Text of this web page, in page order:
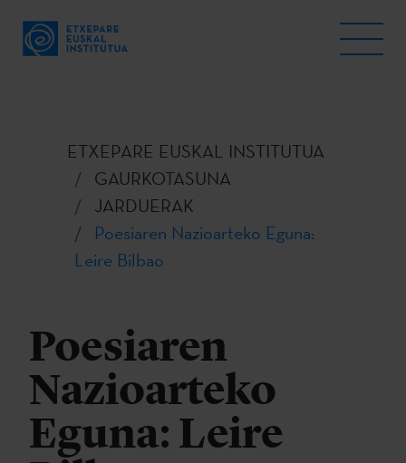
ETXEPARE EUSKAL INSTITUTUA
GAURKOTASUNA
JARDUERAK
Poesiaren Nazioarteko Eguna:
Leire Bilbao
Poesiaren
Nazioarteko
Eguna: Leire